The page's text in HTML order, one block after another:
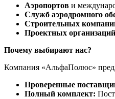
Аэропортов и
Служб аэродромного
Строительных
Проектных организаций
Почему выбирают нас?
Компания «АльфаПолюс»
Проверенные
Полный комплект: